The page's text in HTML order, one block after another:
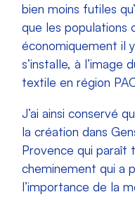
bien moins futiles
que les populations
économiquement il
s’installe, à l’image
textile en région
J’ai ainsi conservé
la création dans
Provence qui paraît
cheminement qui a
l’importance de la